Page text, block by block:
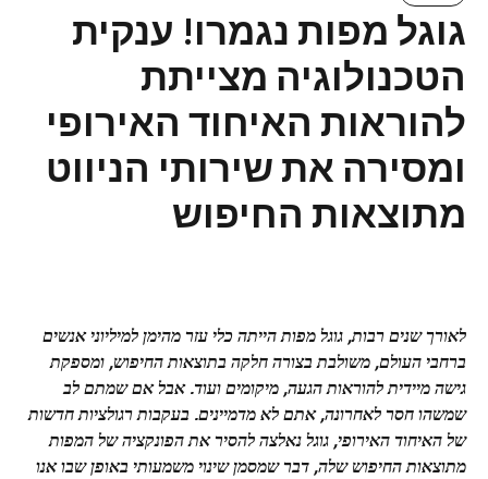
גוגל מפות נגמרו! ענקית
הטכנולוגיה מצייתת
להוראות האיחוד האירופי
ומסירה את שירותי הניווט
מתוצאות החיפוש
לאורך שנים רבות, גוגל מפות הייתה כלי עזר מהימן למיליוני אנשים
ברחבי העולם, משולבת בצורה חלקה בתוצאות החיפוש, ומספקת
גישה מיידית להוראות הגעה, מיקומים ועוד. אבל אם שמתם לב
שמשהו חסר לאחרונה, אתם לא מדמיינים. בעקבות רגולציות חדשות
של האיחוד האירופי, גוגל נאלצה להסיר את הפונקציה של המפות
מתוצאות החיפוש שלה, דבר שמסמן שינוי משמעותי באופן שבו אנו